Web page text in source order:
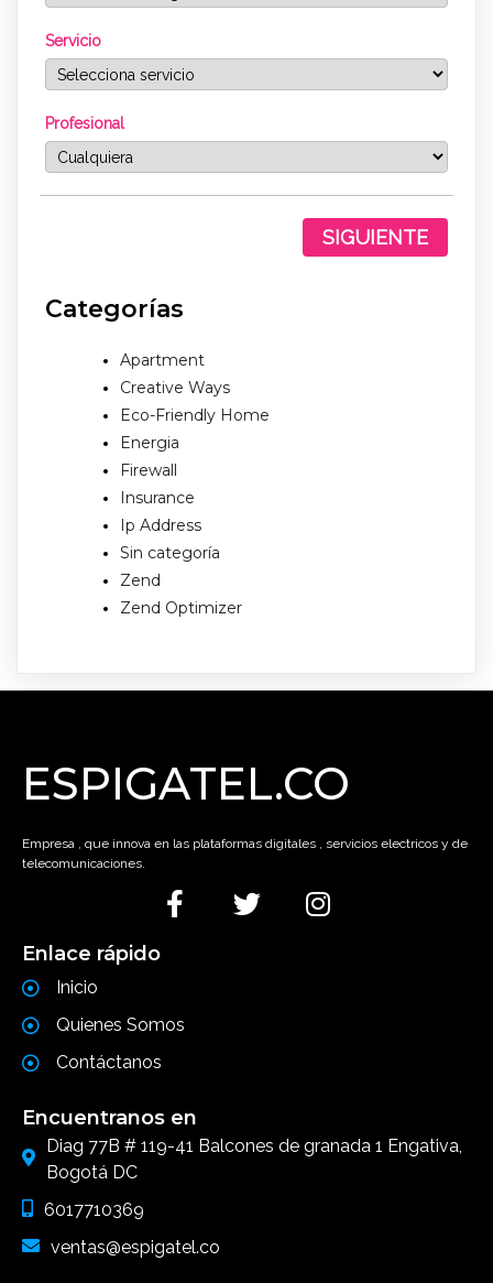
Servicio
Profesional
SIGUIENTE
Categorías
Apartment
Creative Ways
Eco-Friendly Home
Energia
Firewall
Insurance
Ip Address
Sin categoría
Zend
Zend Optimizer
ESPIGATEL.CO
Empresa , que innova en las plataformas digitales , servicios electricos y de
telecomunicaciones.
Enlace rápido
Inicio
Quienes Somos
Contáctanos
Encuentranos en
Diag 77B # 119-41 Balcones de granada 1 Engativa,
Bogotá DC
6017710369
ventas@espigatel.co